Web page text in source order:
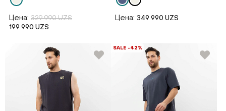
Цена: 329 990 UZS
199 990 UZS
Цена: 349 990 UZS
SALE -42%